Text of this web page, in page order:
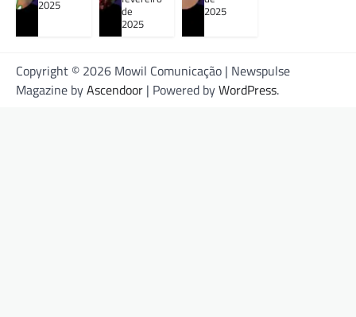
2025
de
2025
2025
Copyright © 2026 Mowil Comunicação | Newspulse
Magazine byAscendoor | Powered byWordPress.